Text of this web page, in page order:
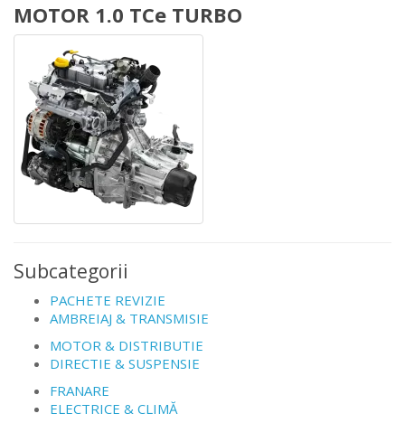
MOTOR 1.0 TCe TURBO
Subcategorii
PACHETE REVIZIE
AMBREIAJ & TRANSMISIE
MOTOR & DISTRIBUTIE
DIRECTIE & SUSPENSIE
FRANARE
ELECTRICE & CLIMĂ